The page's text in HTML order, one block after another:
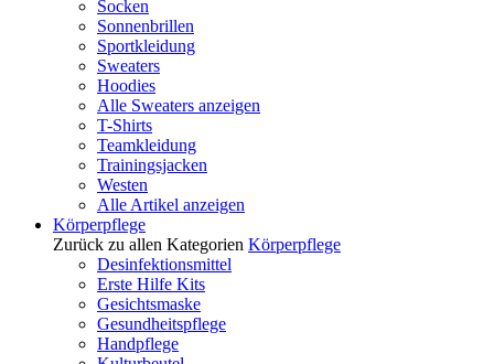
Socken
Sonnenbrillen
Sportkleidung
Sweaters
Hoodies
Alle Sweaters anzeigen
T-Shirts
Teamkleidung
Trainingsjacken
Westen
Alle Artikel anzeigen
Körperpflege
Zurück zu allen Kategorien Körperpflege
Desinfektionsmittel
Erste Hilfe Kits
Gesichtsmaske
Gesundheitspflege
Handpflege